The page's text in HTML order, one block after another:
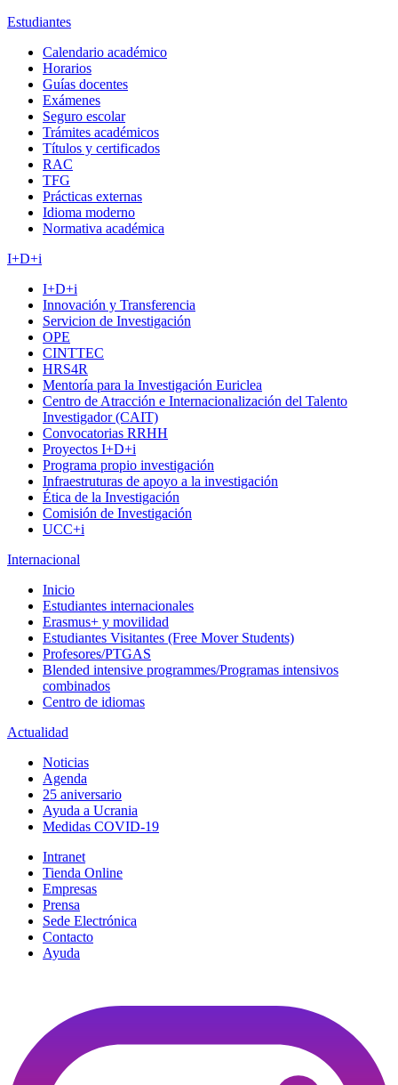
Estudiantes
Calendario académico
Horarios
Guías docentes
Exámenes
Seguro escolar
Trámites académicos
Títulos y certificados
RAC
TFG
Prácticas externas
Idioma moderno
Normativa académica
I+D+i
I+D+i
Innovación y Transferencia
Servicion de Investigación
OPE
CINTTEC
HRS4R
Mentoría para la Investigación Euriclea
Centro de Atracción e Internacionalización del Talento
Investigador (CAIT)
Convocatorias RRHH
Proyectos I+D+i
Programa propio investigación
Infraestruturas de apoyo a la investigación
Ética de la Investigación
Comisión de Investigación
UCC+i
Internacional
Inicio
Estudiantes internacionales
Erasmus+ y movilidad
Estudiantes Visitantes (Free Mover Students)
Profesores/PTGAS
Blended intensive programmes/Programas intensivos
combinados
Centro de idiomas
Actualidad
Noticias
Agenda
25 aniversario
Ayuda a Ucrania
Medidas COVID-19
Intranet
Tienda Online
Empresas
Prensa
Sede Electrónica
Contacto
Ayuda